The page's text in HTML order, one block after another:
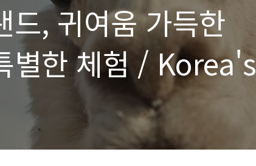
드, 귀여움 가득한
별한 체험 / Korea's
has a special
cute alpaca